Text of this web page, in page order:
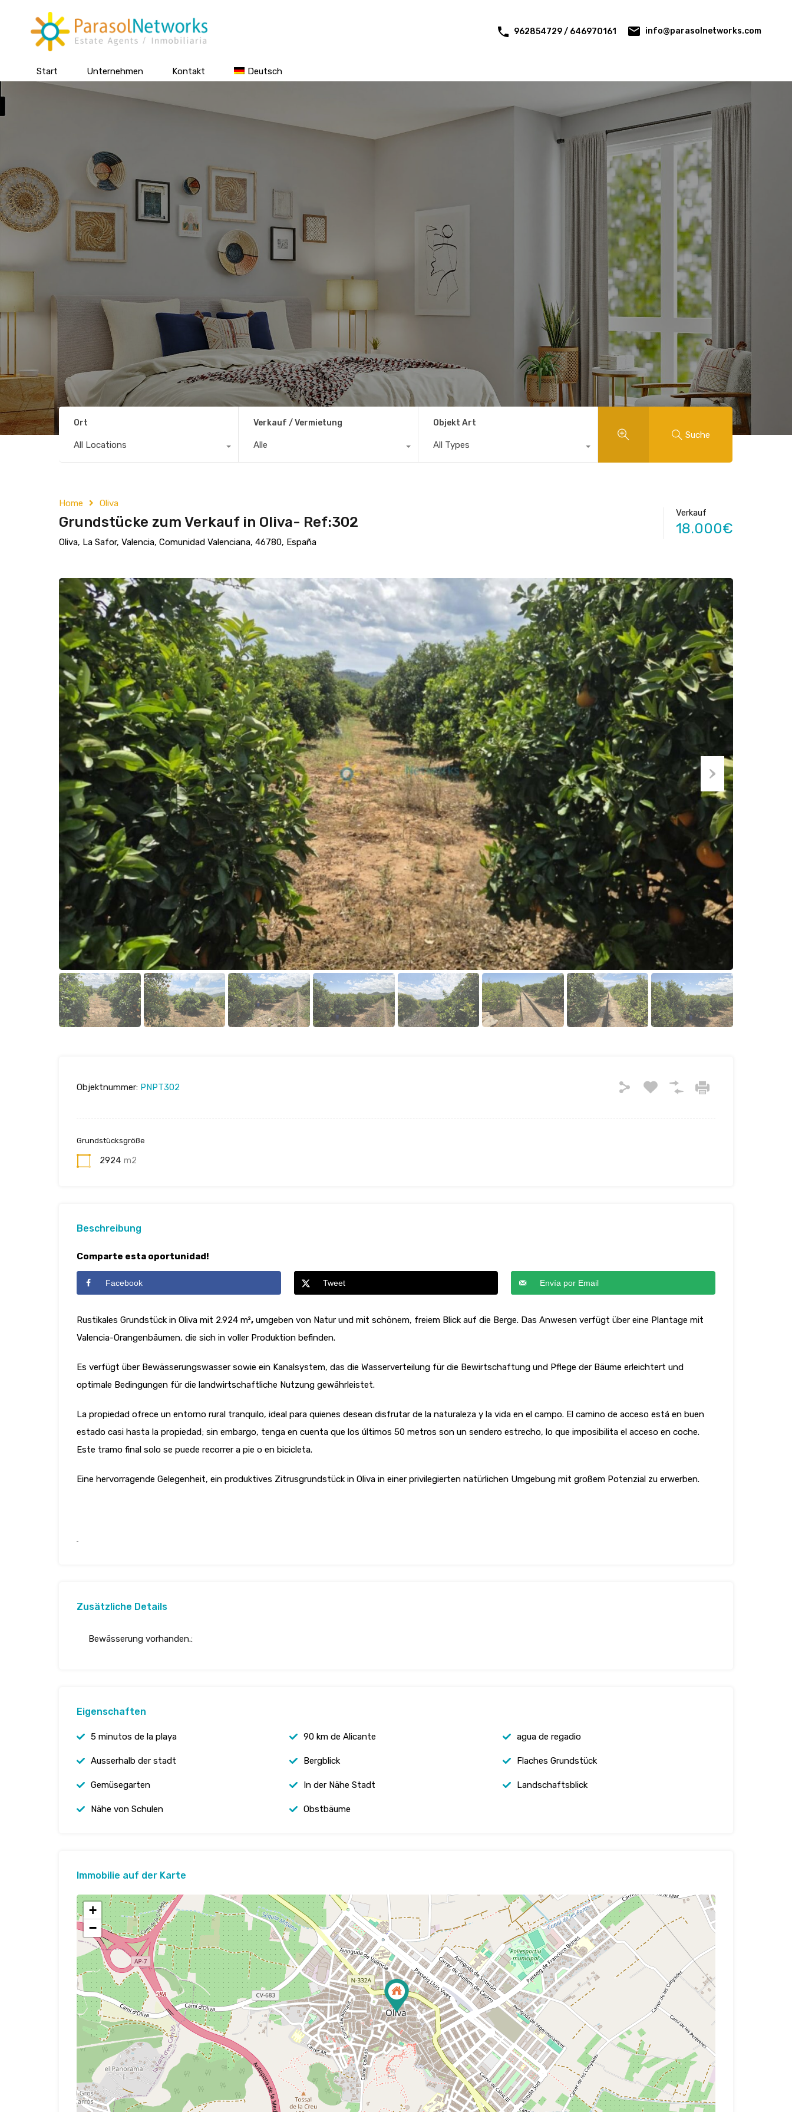
962854729 / 646970161 info@parasolnetworks.com
Start Unternehmen Kontakt Deutsch
Ort
All Locations
Verkauf / Vermietung
Alle
Objekt Art
All Types
Suche
Home Oliva
Grundstücke zum Verkauf in Oliva- Ref:302
Oliva, La Safor, Valencia, Comunidad Valenciana, 46780, España
Verkauf
18.000€
Objektnummer: PNPT302
Grundstücksgröße
2924 m2
Beschreibung
Comparte esta oportunidad!
Facebook Tweet Envía por Email
Rustikales Grundstück in Oliva mit 2.924 m², umgeben von Natur und mit schönem, freiem Blick auf die Berge. Das Anwesen verfügt über eine Plantage mit
Valencia-Orangenbäumen, die sich in voller Produktion befinden.
Es verfügt über Bewässerungswasser sowie ein Kanalsystem, das die Wasserverteilung für die Bewirtschaftung und Pflege der Bäume erleichtert und
optimale Bedingungen für die landwirtschaftliche Nutzung gewährleistet.
La propiedad ofrece un entorno rural tranquilo, ideal para quienes desean disfrutar de la naturaleza y la vida en el campo. El camino de acceso está en buen
estado casi hasta la propiedad; sin embargo, tenga en cuenta que los últimos 50 metros son un sendero estrecho, lo que imposibilita el acceso en coche.
Este tramo final solo se puede recorrer a pie o en bicicleta.
Eine hervorragende Gelegenheit, ein produktives Zitrusgrundstück in Oliva in einer privilegierten natürlichen Umgebung mit großem Potenzial zu erwerben.
Zusätzliche Details
Bewässerung vorhanden.:
Eigenschaften
5 minutos de la playa 90 km de Alicante agua de regadio
Ausserhalb der stadt Bergblick Flaches Grundstück
Gemüsegarten In der Nähe Stadt Landschaftsblick
Nähe von Schulen Obstbäume
Immobilie auf der Karte
+
−